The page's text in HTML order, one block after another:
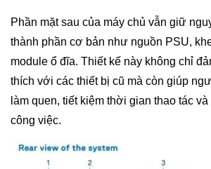
Phần mặt sau của máy chủ vẫn giữ
thành phần cơ bản như nguồn PSU,
module ổ đĩa. Thiết kế này không chỉ
thích với các thiết bị cũ mà còn giúp
làm quen, tiết kiệm thời gian thao tác
công việc.